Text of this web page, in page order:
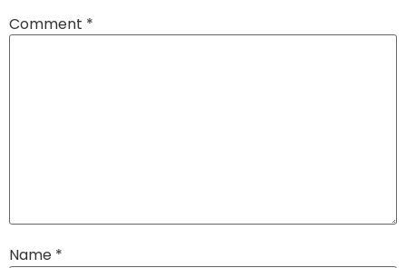
Comment *
Name *